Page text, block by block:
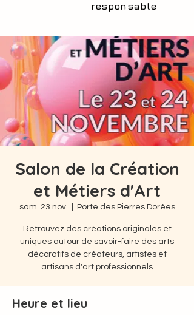
responsable
Salon de la Création
et Métiers d'Art
sam. 23 nov. Porte des Pierres Dorées
Retrouvez des créations originales et
uniques autour de savoir-faire des arts
décoratifs de créateurs, artistes et
artisans d'art professionnels
Heure et lieu